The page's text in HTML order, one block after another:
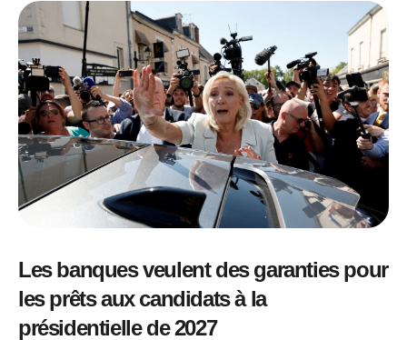
Les banques veulent des garanties pour
les prêts aux candidats à la
présidentielle de 2027